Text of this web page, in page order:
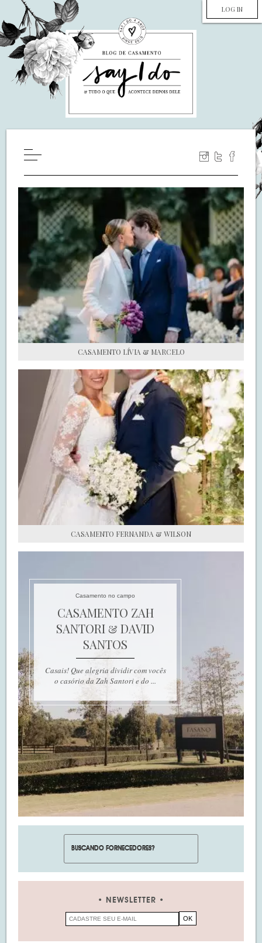
LOG IN
WILL YOU MARRY ME?
LUA DE MEL
COZINHA
DECORAÇÃO
DE NOIVA PRA NOIVA
S.O.S CASADAS
FALE COM O SAY I DO
CASAMENTO LÍVIA & MARCELO
CASAMENTO FERNANDA & WILSON
Casamento no campo
CASAMENTO ZAH
SANTORI & DAVID
SANTOS
Casais! Que alegria dividir com vocês
o casório da Zah Santori e do ...
NEWSLETTER